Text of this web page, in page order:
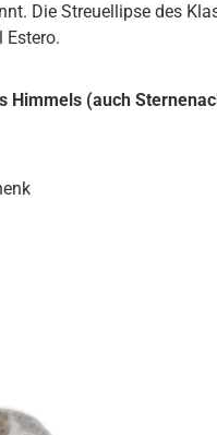
Die Streuellipse des
Estero.
Himmels (auch